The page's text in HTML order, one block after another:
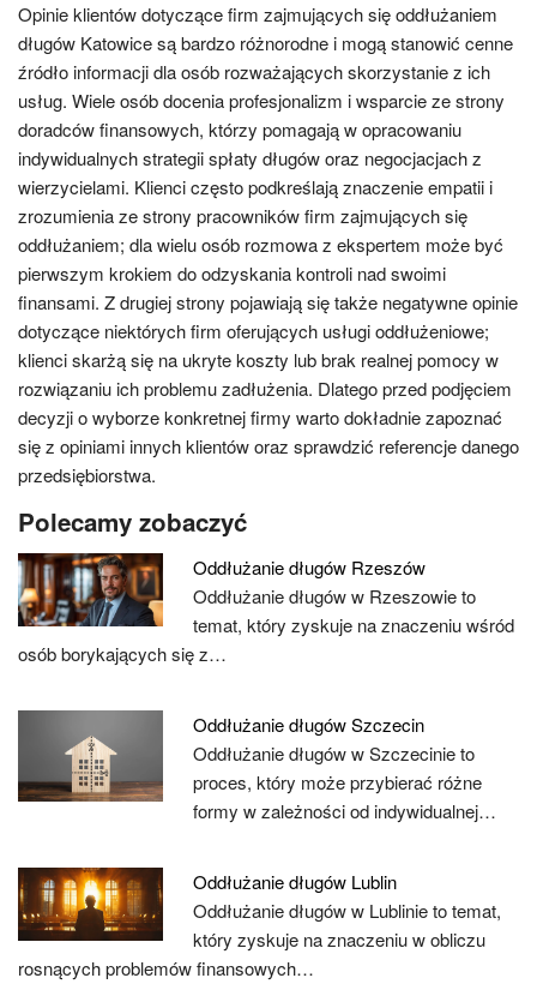
Opinie klientów dotyczące firm zajmujących się oddłużaniem
długów Katowice są bardzo różnorodne i mogą stanowić cenne
źródło informacji dla osób rozważających skorzystanie z ich
usług. Wiele osób docenia profesjonalizm i wsparcie ze strony
doradców finansowych, którzy pomagają w opracowaniu
indywidualnych strategii spłaty długów oraz negocjacjach z
wierzycielami. Klienci często podkreślają znaczenie empatii i
zrozumienia ze strony pracowników firm zajmujących się
oddłużaniem; dla wielu osób rozmowa z ekspertem może być
pierwszym krokiem do odzyskania kontroli nad swoimi
finansami. Z drugiej strony pojawiają się także negatywne opinie
dotyczące niektórych firm oferujących usługi oddłużeniowe;
klienci skarżą się na ukryte koszty lub brak realnej pomocy w
rozwiązaniu ich problemu zadłużenia. Dlatego przed podjęciem
decyzji o wyborze konkretnej firmy warto dokładnie zapoznać
się z opiniami innych klientów oraz sprawdzić referencje danego
przedsiębiorstwa.
Polecamy zobaczyć
Oddłużanie długów Rzeszów
Oddłużanie długów w Rzeszowie to
temat, który zyskuje na znaczeniu wśród
osób borykających się z…
Oddłużanie długów Szczecin
Oddłużanie długów w Szczecinie to
proces, który może przybierać różne
formy w zależności od indywidualnej…
Oddłużanie długów Lublin
Oddłużanie długów w Lublinie to temat,
który zyskuje na znaczeniu w obliczu
rosnących problemów finansowych…